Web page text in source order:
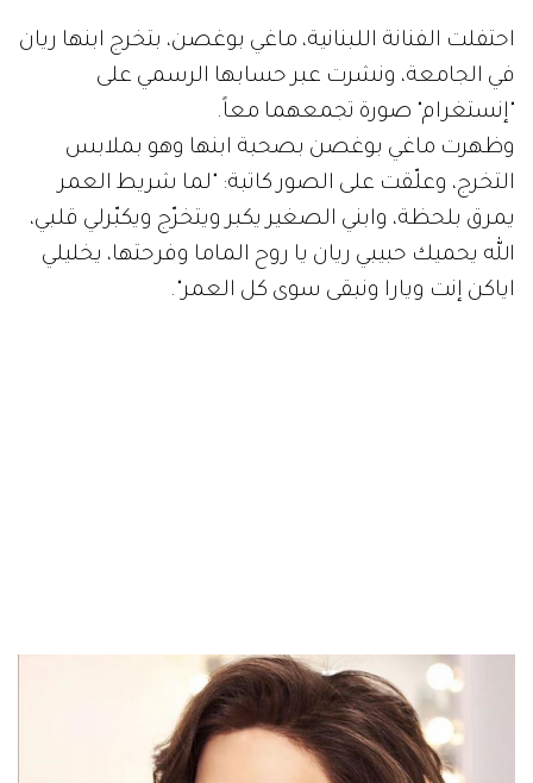
احتفلت الفنانة اللبنانية، ماغي بوغصن، بتخرج ابنها ريان
في الجامعة، ونشرت عبر حسابها الرسمي على
"إنستغرام" صورة تجمعهما معاً.
وظهرت ماغي بوغصن بصحبة ابنها وهو بملابس
التخرج، وعلّقت على الصور كاتبة: "لما شريط العمر
يمرق بلحظة، وابني الصغير يكبر ويتخرّج ويكبّرلي قلبي،
الله يحميك حبيبي ريان يا روح الماما وفرحتها، يخليلي
اياكن إنت ويارا ونبقى سوى كل العمر".